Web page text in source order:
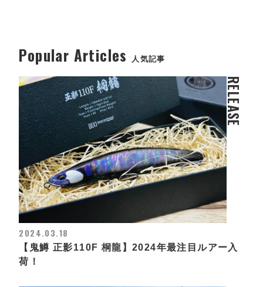
Popular Articles 人気記事
RELEASE
2024.03.18
【鬼鱒 正影110F 桐龍】2024年最注目ルアー入
荷！